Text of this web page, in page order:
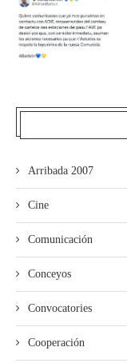
Arribada 2007
Cine
Comunicación
Conceyos
Convocatories
Cooperación